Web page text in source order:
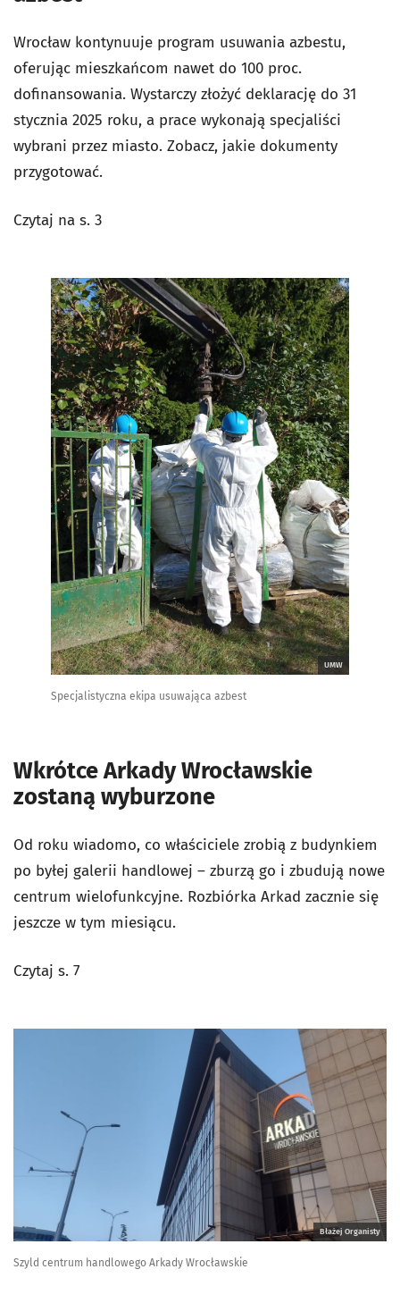
Wrocław kontynuuje program usuwania azbestu,
oferując mieszkańcom nawet do 100 proc.
dofinansowania. Wystarczy złożyć deklarację do 31
stycznia 2025 roku, a prace wykonają specjaliści
wybrani przez miasto. Zobacz, jakie dokumenty
przygotować.
Czytaj na s. 3
UMW
Specjalistyczna ekipa usuwająca azbest
Wkrótce Arkady Wrocławskie
zostaną wyburzone
Od roku wiadomo, co właściciele zrobią z budynkiem
po byłej galerii handlowej – zburzą go i zbudują nowe
centrum wielofunkcyjne. Rozbiórka Arkad zacznie się
jeszcze w tym miesiącu.
Czytaj s. 7
Błażej Organisty
Szyld centrum handlowego Arkady Wrocławskie